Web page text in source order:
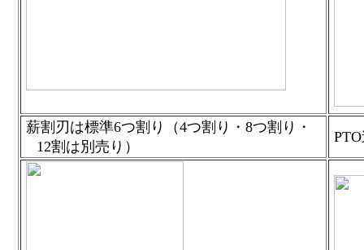
薪割刃は標準6つ割り（4つ割り・8つ割り・
12割は別売り）